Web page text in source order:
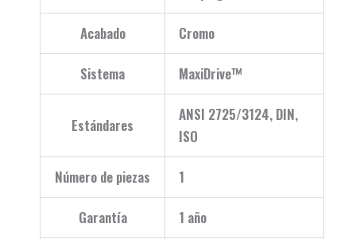
Acabado Cromo
Sistema MaxiDrive™
Estándares
ANSI 2725/3124, DIN,
ISO
Número de piezas 1
Garantía 1 año